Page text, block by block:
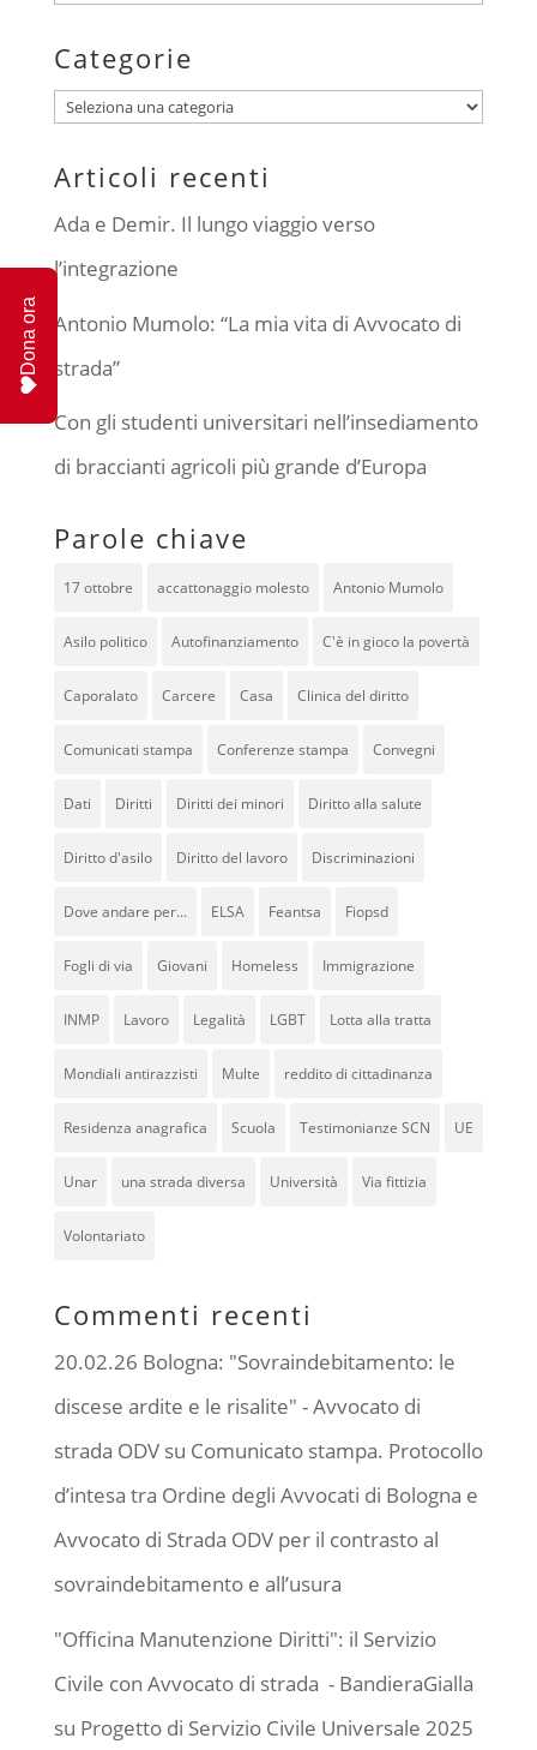
Categorie
Categorie
Articoli recenti
Ada e Demir. Il lungo viaggio verso
l’integrazione
Antonio Mumolo: “La mia vita di Avvocato di
strada”
Con gli studenti universitari nell’insediamento
di braccianti agricoli più grande d’Europa
Parole chiave
17 ottobre accattonaggio molesto Antonio Mumolo
Asilo politico Autofinanziamento C'è in gioco la povertà
Caporalato Carcere Casa Clinica del diritto
Comunicati stampa Conferenze stampa Convegni
Dati Diritti Diritti dei minori Diritto alla salute
Diritto d'asilo Diritto del lavoro Discriminazioni
Dove andare per... ELSA Feantsa Fiopsd
Fogli di via Giovani Homeless Immigrazione
INMP Lavoro Legalità LGBT Lotta alla tratta
Mondiali antirazzisti Multe reddito di cittadinanza
Residenza anagrafica Scuola Testimonianze SCN UE
Unar una strada diversa Università Via fittizia
Volontariato
Commenti recenti
20.02.26 Bologna: "Sovraindebitamento: le
discese ardite e le risalite" - Avvocato di
strada ODVsu Comunicato stampa. Protocollo
d’intesa tra Ordine degli Avvocati di Bologna e
Avvocato di Strada ODV per il contrasto al
sovraindebitamento e all’usura
"Officina Manutenzione Diritti": il Servizio
Civile con Avvocato di strada - BandieraGialla
su Progetto di Servizio Civile Universale 2025
Dona ora